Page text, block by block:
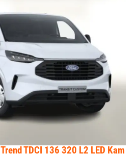
Trend TDCI 136 320 L2 LED Kam